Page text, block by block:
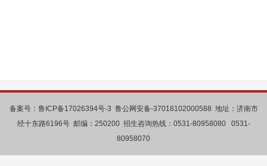
备案号：鲁ICP备17026394号-3 鲁公网安备-37018102000588 地址：济南市
经十东路6196号 邮编：250200 招生咨询热线：0531-80958080 0531-
80958070